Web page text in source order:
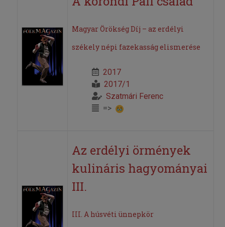
Magyar Örökség Díj – az erdélyi
székely népi fazekasság elismerése
2017
2017/1
Szatmári Ferenc
=>
Az erdélyi örmények
kulináris hagyományai
III.
III. A húsvéti ünnepkör